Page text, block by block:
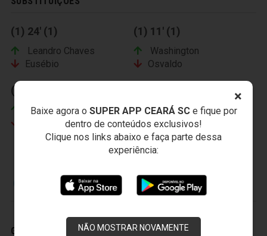
×
Baixe agora o SUPER APP CEARÁ SCe fique por
dentro de conteúdos exclusivos!
Clique nos links abaixo e faça parte dessa
experiência:
NÃO MOSTRAR NOVAMENTE
(1) 24' (1)
Leandro Chaves
Eusébio
(1) 11' (1)
Washington
Osvaldo
(2) 27' (2)
Sinho
CRUZEIRO ESPORTE CLUBE
GOLS